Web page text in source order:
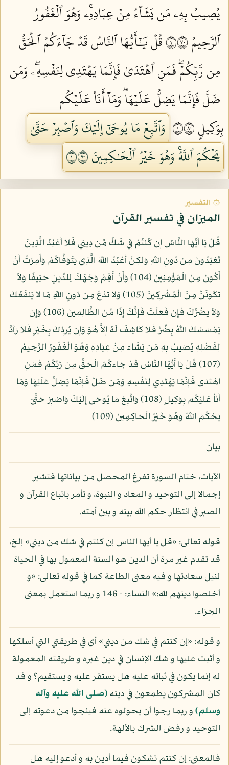
يُصِيبُ بِهِۦ مَن يَشَآءُ مِنۡ عِبَادِهِۦۚ وَهُوَ ٱلۡغَفُورُ
ٱلرَّحِيمُ ١٠٧
قُلۡ يَٰٓأَيُّهَا ٱلنَّاسُ قَدۡ جَآءَكُمُ ٱلۡحَقُّ
مِن رَّبِّكُمۡۖ فَمَنِ ٱهۡتَدَىٰ فَإِنَّمَا يَهۡتَدِي لِنَفۡسِهِۦۖ وَمَن
ضَلَّ فَإِنَّمَا يَضِلُّ عَلَيۡهَاۖ وَمَآ أَنَا۠ عَلَيۡكُم
بِوَكِيلٖ ١٠٨
وَٱتَّبِعۡ مَا يُوحَىٰٓ إِلَيۡكَ وَٱصۡبِرۡ حَتَّىٰ
يَحۡكُمَ ٱللَّهُۚ وَهُوَ خَيۡرُ ٱلۡحَٰكِمِينَ ١٠٩
۞ التفسير
الميزان في تفسير القرآن
قُلْ يَا أَيُّهَا النَّاسُ إِن كُنتُمْ فِي شَكٍّ مِّن دِينِي فَلاَ أَعْبُدُ الَّذِينَ
تَعْبُدُونَ مِن دُونِ اللّهِ وَلَكِنْ أَعْبُدُ اللّهَ الَّذِي يَتَوَفَّاكُمْ وَأُمِرْتُ أَنْ
أَكُونَ مِنَ الْمُؤْمِنِينَ (104) وَأَنْ أَقِمْ وَجْهَكَ لِلدِّينِ حَنِيفًا وَلاَ
تَكُونَنَّ مِنَ الْمُشْرِكِينَ (105) وَلاَ تَدْعُ مِن دُونِ اللّهِ مَا لاَ يَنفَعُكَ
وَلاَ يَضُرُّكَ فَإِن فَعَلْتَ فَإِنَّكَ إِذًا مِّنَ الظَّالِمِينَ (106) وَإِن
يَمْسَسْكَ اللّهُ بِضُرٍّ فَلاَ كَاشِفَ لَهُ إِلاَّ هُوَ وَإِن يُرِدْكَ بِخَيْرٍ فَلاَ رَآدَّ
لِفَضْلِهِ يُصَيبُ بِهِ مَن يَشَاء مِنْ عِبَادِهِ وَهُوَ الْغَفُورُ الرَّحِيمُ
(107) قُلْ يَا أَيُّهَا النَّاسُ قَدْ جَاءكُمُ الْحَقُّ مِن رَّبِّكُمْ فَمَنِ
اهْتَدَى فَإِنَّمَا يَهْتَدِي لِنَفْسِهِ وَمَن ضَلَّ فَإِنَّمَا يَضِلُّ عَلَيْهَا وَمَا
أَنَاْ عَلَيْكُم بِوَكِيلٍ (108) وَاتَّبِعْ مَا يُوحَى إِلَيْكَ وَاصْبِرْ حَتَّىَ
يَحْكُمَ اللّهُ وَهُوَ خَيْرُ الْحَاكِمِينَ (109)
بيان
الآيات، ختام السورة تفرغ المحصل من بياناتها فتشير
إجمالا إلى التوحيد و المعاد و النبوة، و تأمر باتباع القرآن و
الصبر في انتظار حكم الله بينه و بين أمته.
قوله تعالى: «قل يا أيها الناس إن كنتم في شك من ديني» إلخ،
قد تقدم غير مرة أن الدين هو السنة المعمول بها في الحياة
لنيل سعادتها و فيه معنى الطاعة كما في قوله تعالى: «و
أخلصوا دينهم لله:» النساء: - 146 و ربما استعمل بمعنى
الجزاء.
و قوله: «إن كنتم في شك من ديني» أي في طريقتي التي أسلكها
و أثبت عليها و شك الإنسان في دين غيره و طريقته المعمولة
له إنما يكون في ثباته عليه هل يستقر عليه و يستقيم؟ و قد
كان المشركون يطمعون في دينه(صلى الله عليه وآله
وسلم)و ربما رجوا أن يحولوه عنه فينجوا من دعوته إلى
التوحيد و رفض الشرك بالآلهة.
فالمعنى: إن كنتم تشكون فيما أدين به و أدعو إليه هل